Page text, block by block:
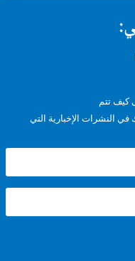
الإخبارية التي